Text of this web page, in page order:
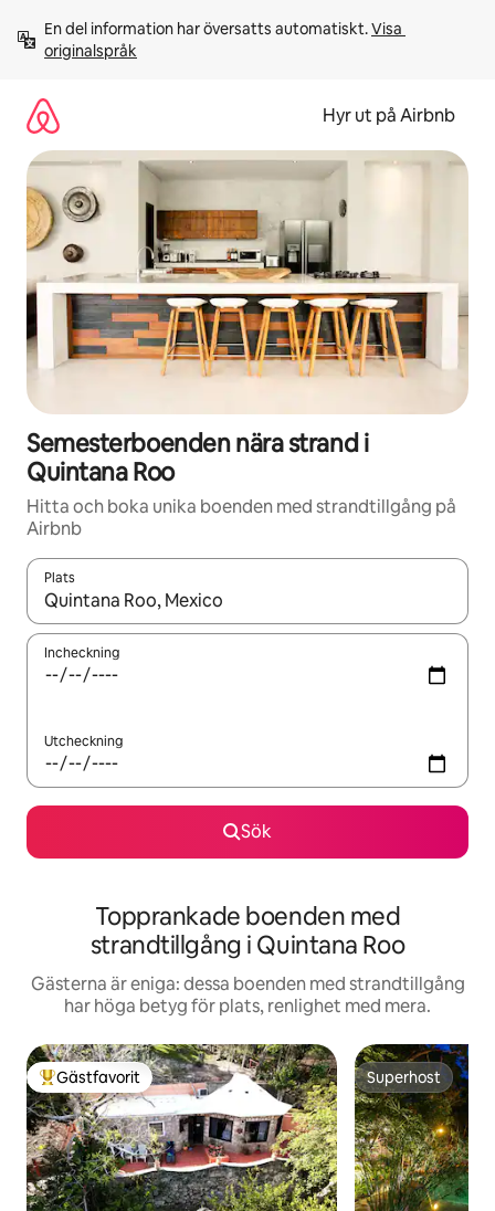
innehåll
En del information har översatts automatiskt. Visa
originalspråk
Hyr ut på Airbnb
Semesterboenden nära strand i
Quintana Roo
Hitta och boka unika boenden med strandtillgång på
Airbnb
Plats
När resultaten är tillgängliga kan du navigera med upp- och
Incheckning
Utcheckning
Sök
Topprankade boenden med
strandtillgång i Quintana Roo
Gästerna är eniga: dessa boenden med strandtillgång
har höga betyg för plats, renlighet med mera.
Populär gästfavorit
Gästfavorit Superhost
Superhost